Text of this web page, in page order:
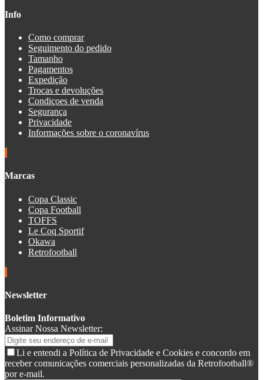
Info
Como comprar
Seguimento do pedido
Tamanho
Pagamentos
Expedição
Trocas e devoluções
Condiçoes de venda
Segurança
Privacidade
Informações sobre o coronavírus
Marcas
Copa Classic
Copa Football
TOFFS
Le Coq Sportif
Okawa
Retrofootball
Newsletter
Boletim Informativo
Assinar Nossa Newsletter:
Li e entendi a Política de Privacidade e Cookies e concordo em
receber comunicações comerciais personalizadas da Retrofootball®
por e-mail.